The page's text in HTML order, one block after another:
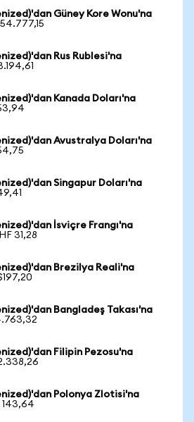
Güney Kore Wonu'na
Rus Rublesi'na
Kanada Doları'na
Avustralya Doları'na
Singapur Doları'na
İsviçre Frangı'na
31,28
Brezilya Reali'na
Bangladeş Takası'na
Filipin Pezosu'na
Polonya Zlotisi'na
143,64